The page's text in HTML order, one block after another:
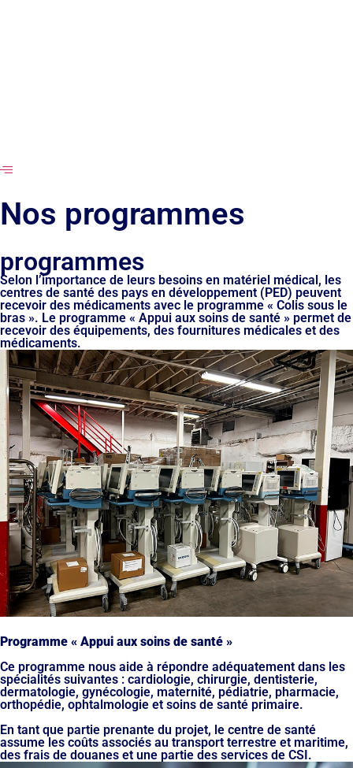
Nos programmes
programmes
Selon l’importance de leurs besoins en matériel médical, les
centres de santé des pays en développement (PED) peuvent
recevoir des médicaments avec le programme « Colis sous le
bras ». Le programme « Appui aux soins de santé » permet de
recevoir des équipements, des fournitures médicales et des
médicaments.
Programme « Appui aux soins de santé »
Ce programme nous aide à répondre adéquatement dans les
spécialités suivantes : cardiologie, chirurgie, dentisterie,
dermatologie, gynécologie, maternité, pédiatrie, pharmacie,
orthopédie, ophtalmologie et soins de santé primaire.
En tant que partie prenante du projet, le centre de santé
assume les coûts associés au transport terrestre et maritime,
des frais de douanes et une partie des services de CSI.